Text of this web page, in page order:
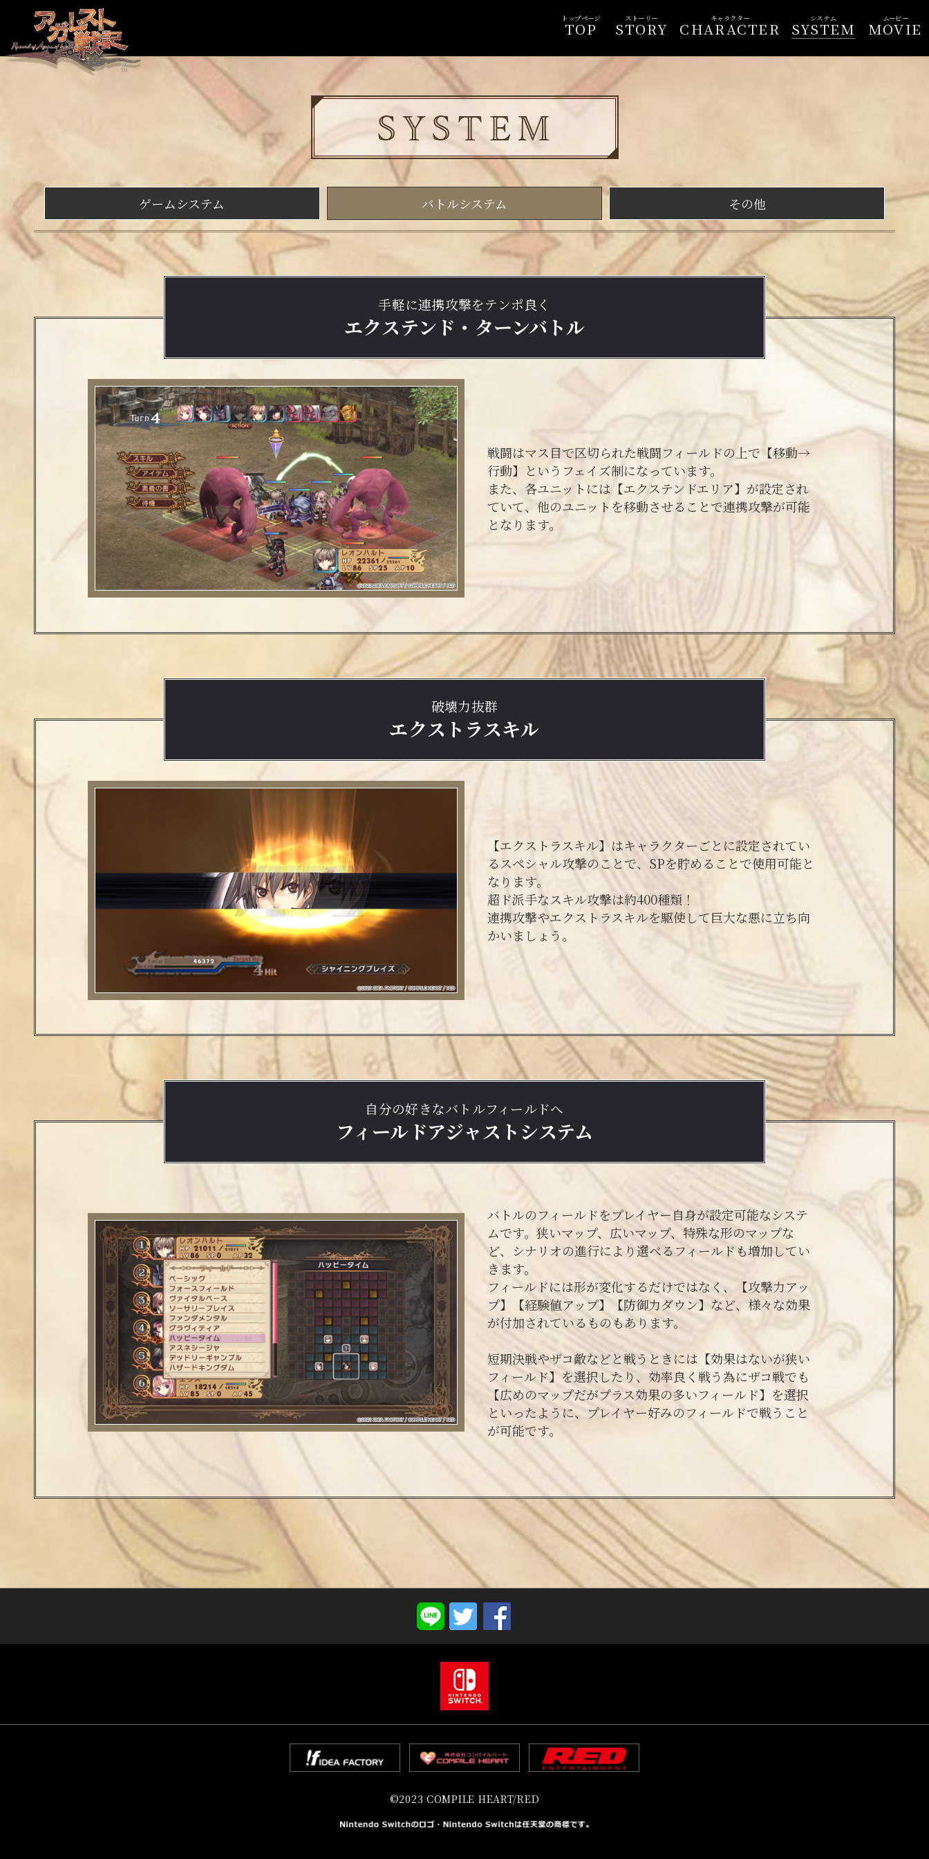
トップページ
TOP
ストーリー
STORY
キャラクター
CHARACTER
システム
SYSTEM
ムービー
MOVIE
ゲームシステム バトルシステム その他
手軽に連携攻撃をテンポ良く
エクステンド・ターンバトル
戦闘はマス目で区切られた戦闘フィールドの上で【移動→
行動】というフェイズ制になっています。
また、各ユニットには【エクステンドエリア】が設定され
ていて、他のユニットを移動させることで連携攻撃が可能
となります。
破壊力抜群
エクストラスキル
【エクストラスキル】はキャラクターごとに設定されてい
るスペシャル攻撃のことで、SPを貯めることで使用可能と
なります。
超ド派手なスキル攻撃は約400種類！
連携攻撃やエクストラスキルを駆使して巨大な悪に立ち向
かいましょう。
自分の好きなバトルフィールドへ
フィールドアジャストシステム
バトルのフィールドをプレイヤー自身が設定可能なシステ
ムです。狭いマップ、広いマップ、特殊な形のマップな
ど、シナリオの進行により選べるフィールドも増加してい
きます。
フィールドには形が変化するだけではなく、【攻撃力アッ
プ】【経験値アップ】【防御力ダウン】など、様々な効果
が付加されているものもあります。
短期決戦やザコ敵などと戦うときには【効果はないが狭い
フィールド】を選択したり、効率良く戦う為にザコ戦でも
【広めのマップだがプラス効果の多いフィールド】を選択
といったように、プレイヤー好みのフィールドで戦うこと
が可能です。
©2023 COMPILE HEART/RED